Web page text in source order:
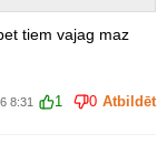
tiem vajag maz
8:31 1 0 Atbildēt